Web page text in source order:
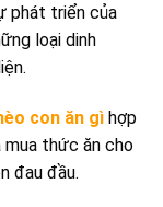
phát triển của
loại dinh
con ăn gì hợp
thức ăn cho
đau đầu.